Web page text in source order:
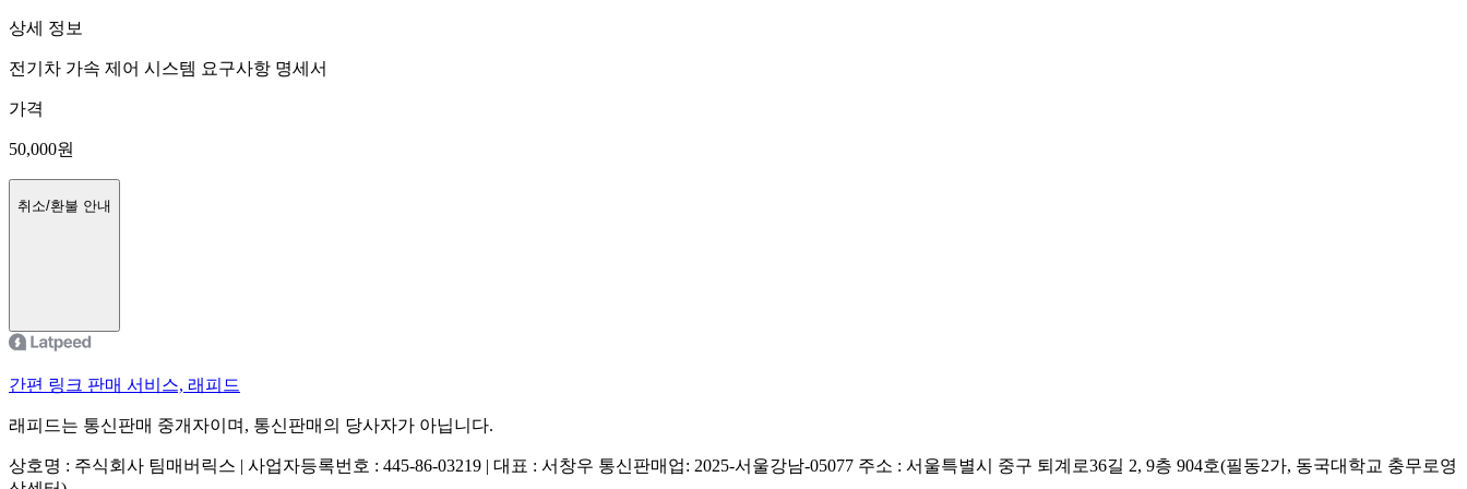
상세 정보
전기차 가속 제어 시스템 요구사항 명세서
가격
50,000원
취소/환불 안내
간편 링크 판매 서비스, 래피드
래피드는 통신판매 중개자이며, 통신판매의 당사자가 아닙니다.
상호명 : 주식회사 팀매버릭스 | 사업자등록번호 : 445-86-03219 | 대표 : 서창우 통신판매업: 2025-서울강남-05077 주소 : 서울특별시 중구 퇴계로36길 2, 9층 904호(필동2가, 동국대학교 충무로영